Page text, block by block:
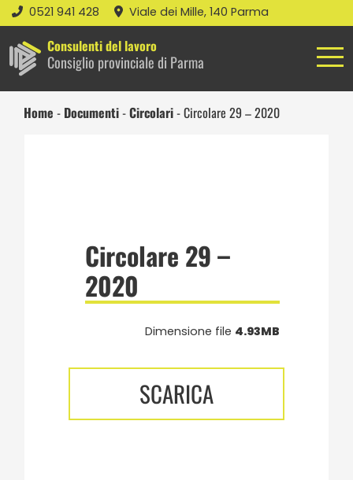
0521 941 428 Viale dei Mille, 140 Parma
Consulenti del lavoro
Consiglio provinciale di Parma
Home - Documenti-Circolari-Circolare 29 – 2020
Circolare 29 –
2020
Dimensione file 4.93MB
SCARICA